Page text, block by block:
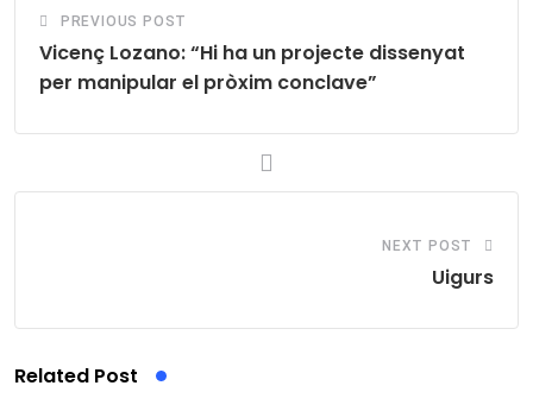
PREVIOUS POST
Vicenç Lozano: “Hi ha un projecte dissenyat
per manipular el pròxim conclave”
NEXT POST
Uigurs
Related Post